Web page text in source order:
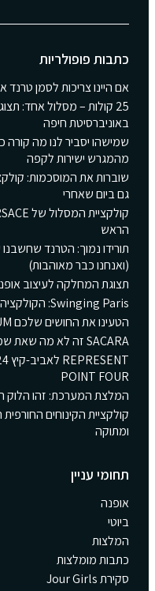
כתבות פופולריות
אם היינו צריכות לסמן טרנד
25 קולות – מסלול אחד:
באוניברסיטת חיפה
שמישהו יסביר לנו מה קורה
מהמגרש ישירות לקפה
שוברות את המוסכמות:
גם ביום שאחרי
הראש
תורידו נמוך: הטרנד שחשבנו
(ואנחנו כבר מאוהבות)
תצוגת המחלקה לעיצוב
Swinging Paris: הקולקציה החדשה של ba&sh
הטעינו את החושים שלכם GUCCI GUILTY ELIXIR DE PARFUM
SACARA זה לא מה שאת שמה על הפנים – זה הפנים
POINT FOUR
המלצת המערכת: זהו הלוק
קולקציית הקינוחים
ומתוקה
תחומי עניין
אופנה
ביוטי
המלצות
כתבות מומלצות
סקירת Jour Girls